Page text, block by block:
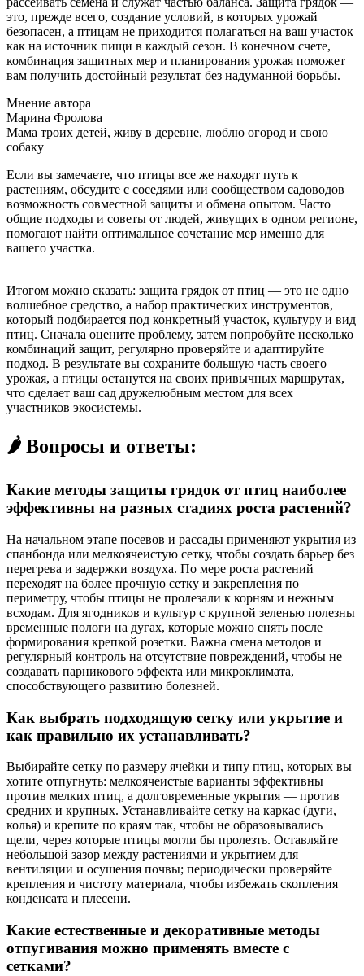
это, прежде всего, создание условий, в которых урожай
безопасен, а птицам не приходится полагаться на ваш участок
как на источник пищи в каждый сезон. В конечном счете,
комбинация защитных мер и планирования урожая поможет
вам получить достойный результат без надуманной борьбы.
Мнение автора
Марина Фролова
Мама троих детей, живу в деревне, люблю огород и свою
собаку
Если вы замечаете, что птицы все же находят путь к
растениям, обсудите с соседями или сообществом садоводов
возможность совместной защиты и обмена опытом. Часто
общие подходы и советы от людей, живущих в одном регионе,
помогают найти оптимальное сочетание мер именно для
вашего участка.
Итогом можно сказать: защита грядок от птиц — это не одно
волшебное средство, а набор практических инструментов,
который подбирается под конкретный участок, культуру и вид
птиц. Сначала оцените проблему, затем попробуйте несколько
комбинаций защит, регулярно проверяйте и адаптируйте
подход. В результате вы сохраните большую часть своего
урожая, а птицы останутся на своих привычных маршрутах,
что сделает ваш сад дружелюбным местом для всех
участников экосистемы.
🌶️ Вопросы и ответы:
Какие методы защиты грядок от птиц наиболее
эффективны на разных стадиях роста растений?
На начальном этапе посевов и рассады применяют укрытия из
спанбонда или мелкоячеистую сетку, чтобы создать барьер без
перегрева и задержки воздуха. По мере роста растений
переходят на более прочную сетку и закрепления по
периметру, чтобы птицы не пролезали к корням и нежным
всходам. Для ягодников и культур с крупной зеленью полезны
временные пологи на дугах, которые можно снять после
формирования крепкой розетки. Важна смена методов и
регулярный контроль на отсутствие повреждений, чтобы не
создавать парникового эффекта или микроклимата,
способствующего развитию болезней.
Как выбрать подходящую сетку или укрытие и
как правильно их устанавливать?
Выбирайте сетку по размеру ячейки и типу птиц, которых вы
хотите отпугнуть: мелкоячеистые варианты эффективны
против мелких птиц, а долговременные укрытия — против
средних и крупных. Устанавливайте сетку на каркас (дуги,
колья) и крепите по краям так, чтобы не образовывались
щели, через которые птицы могли бы пролезть. Оставляйте
небольшой зазор между растениями и укрытием для
вентиляции и осушения почвы; периодически проверяйте
крепления и чистоту материала, чтобы избежать скопления
конденсата и плесени.
Какие естественные и декоративные методы
отпугивания можно применять вместе с
сетками?